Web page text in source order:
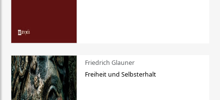
Friedrich Glauner
Freiheit und Selbsterhalt